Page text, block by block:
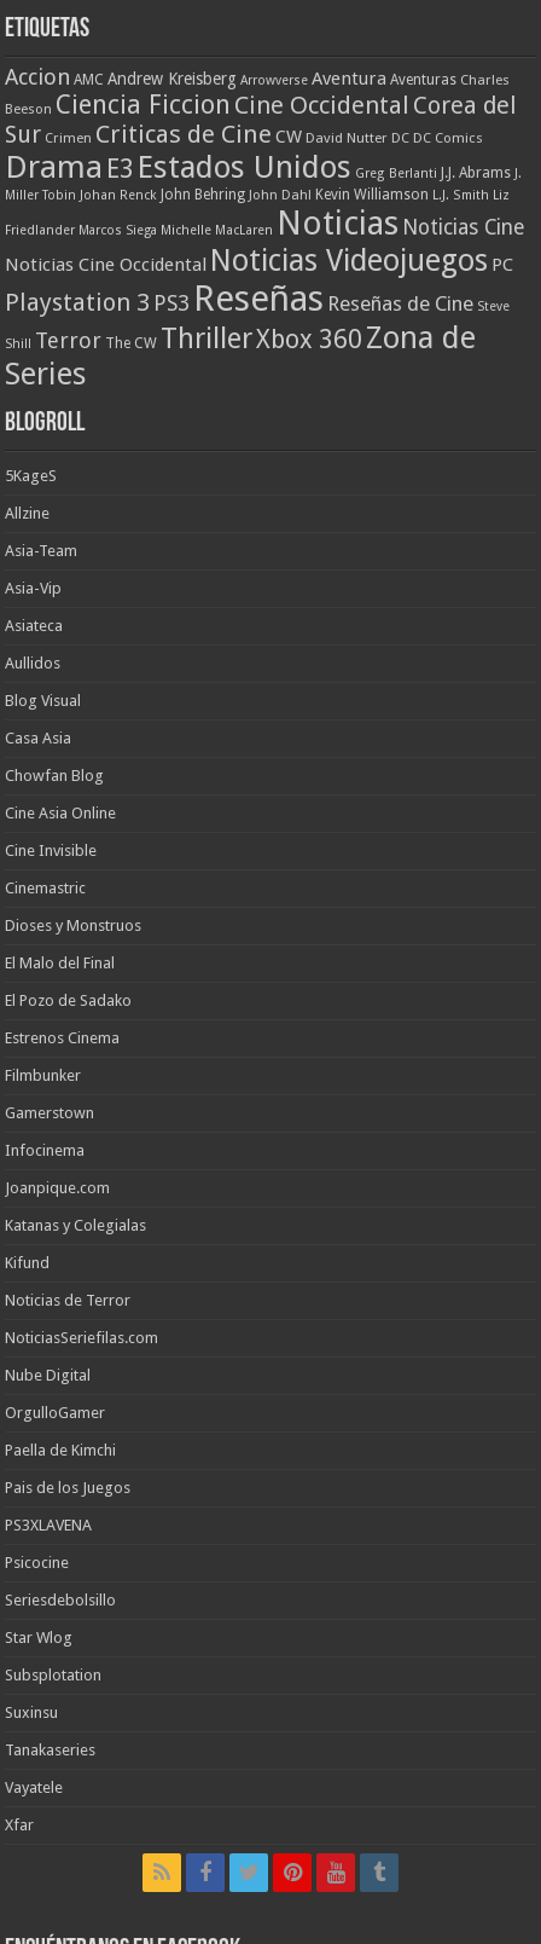
Etiquetas
Accion AMC Andrew Kreisberg Arrowverse Aventura Aventuras Charles
Beeson Ciencia Ficcion Cine Occidental Corea del
Sur Crimen Criticas de Cine CW David Nutter DC DC Comics
Drama E3 Estados Unidos Greg Berlanti J.J. Abrams J.
Miller Tobin
Johan Renck John Behring John Dahl Kevin Williamson L.J. Smith Liz
Friedlander Marcos Siega Michelle MacLaren Noticias Noticias Cine
Noticias Cine Occidental Noticias Videojuegos PC
Playstation 3 PS3 Reseñas Reseñas de Cine Steve
Shill Terror The CW ThrillerXbox 360 Zona de
Series
Blogroll
5KageS
Allzine
Asia-Team
Asia-Vip
Asiateca
Aullidos
Blog Visual
Casa Asia
Chowfan Blog
Cine Asia Online
Cine Invisible
Cinemastric
Dioses y Monstruos
El Malo del Final
El Pozo de Sadako
Estrenos Cinema
Filmbunker
Gamerstown
Infocinema
Joanpique.com
Katanas y Colegialas
Kifund
Noticias de Terror
NoticiasSeriefilas.com
Nube Digital
OrgulloGamer
Paella de Kimchi
Pais de los Juegos
PS3XLAVENA
Psicocine
Seriesdebolsillo
Star Wlog
Subsplotation
Suxinsu
Tanakaseries
Vayatele
Xfar